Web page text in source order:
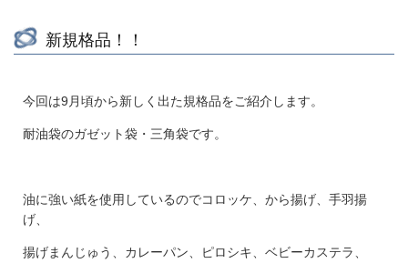
新規格品！！
今回は9月頃から新しく出た規格品をご紹介します。
耐油袋のガゼット袋・三角袋です。
油に強い紙を使用しているのでコロッケ、から揚げ、手羽揚
げ、
揚げまんじゅう、カレーパン、ピロシキ、ベビーカステラ、